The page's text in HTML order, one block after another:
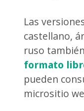
Las
castellano,
ruso
formato
pueden
micrositio